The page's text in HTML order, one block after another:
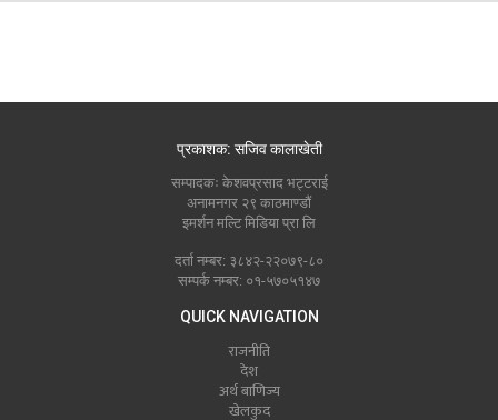
प्रकाशक: सजिव कालाखेती
सम्पादकः केशवप्रसाद भट्टराई
अनामनगर २९ काठमाण्डौं
इमर्शन मल्टि मिडिया प्रा लि
दर्ता नम्बर: ३८४२-२२०७९-८०
सम्पर्क नम्बर: ०१-५७०५१४७
QUICK NAVIGATION
राजनीति
देश
अर्थ बाणिज्य
खेलकुद